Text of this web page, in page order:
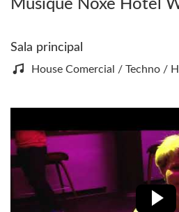
Musique Noxe Hotel
Sala principal
House Comercial / Techno /